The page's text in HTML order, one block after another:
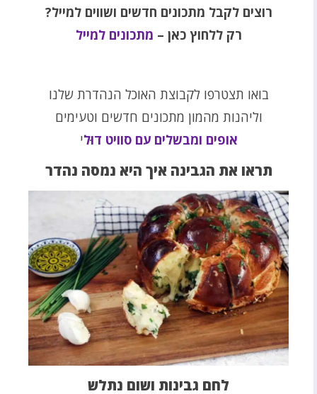
רוצים לקבל מתכונים חדשים ושווים למייל?
רק ללחוץ כאן – מתכונים למייל
בואו תצטרפו לקבוצת האוכל הנהדרת שלנו
וליהנות מהמון מתכונים חדשים וטעימים
אופים ומבשלים עם סוויט דוּלי
תראו את הגבינה איך היא נמסה נהדר
לחם גבינות ושום נתלש